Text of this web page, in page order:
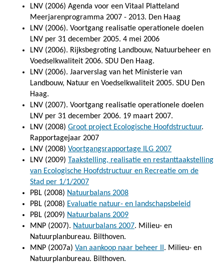
LNV (2006) Agenda voor een Vitaal Platteland
Meerjarenprogramma 2007 - 2013. Den Haag
LNV (2006). Voortgang realisatie operationele doelen
LNV per 31 december 2005. 4 mei 2006
LNV (2006). Rijksbegroting Landbouw, Natuurbeheer en
Voedselkwaliteit 2006. SDU Den Haag.
LNV (2006). Jaarverslag van het Ministerie van
Landbouw, Natuur en Voedselkwaliteit 2005. SDU Den
Haag.
LNV (2007). Voortgang realisatie operationele doelen
LNV per 31 december 2006. 19 maart 2007.
LNV (2008) Groot project Ecologische Hoofdstructuur.
Rapportagejaar 2007
LNV (2008) Voortgangsrapportage ILG 2007
LNV (2009) Taakstelling, realisatie en restanttaakstelling
van Ecologische Hoofdstructuur en Recreatie om de
Stad per 1/1/2007
PBL (2008) Natuurbalans 2008
PBL (2008) Evaluatie natuur- en landschapsbeleid
PBL (2009) Natuurbalans 2009
MNP (2007). Natuurbalans 2007. Milieu- en
Natuurplanbureau. Bilthoven.
MNP (2007a) Van aankoop naar beheer II . Milieu- en
Natuurplanbureau. Bilthoven.